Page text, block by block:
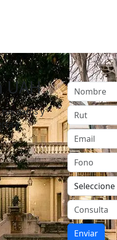
UAH
tus datos y
y
Enviar